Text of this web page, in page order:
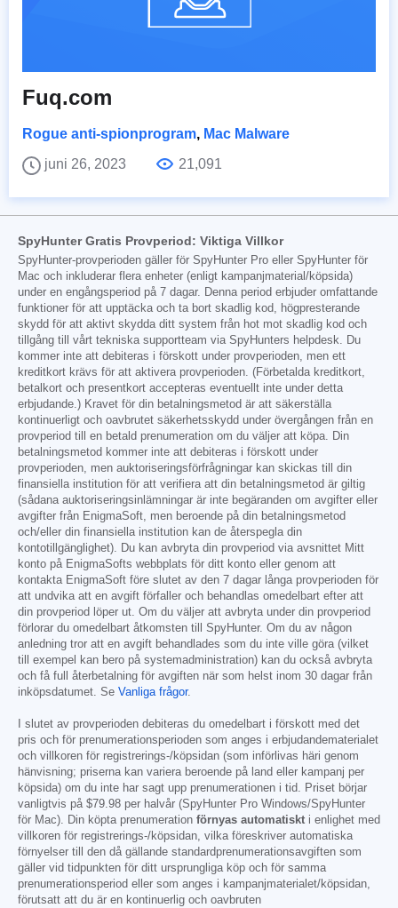
Fuq.com
Rogue anti-spionprogram, Mac Malware
juni 26, 2023
21,091
SpyHunter Gratis Provperiod: Viktiga Villkor
SpyHunter-provperioden gäller för SpyHunter Pro eller SpyHunter för
Mac och inkluderar flera enheter (enligt kampanjmaterial/köpsida)
under en engångsperiod på 7 dagar. Denna period erbjuder omfattande
funktioner för att upptäcka och ta bort skadlig kod, högpresterande
skydd för att aktivt skydda ditt system från hot mot skadlig kod och
tillgång till vårt tekniska supportteam via SpyHunters helpdesk. Du
kommer inte att debiteras i förskott under provperioden, men ett
kreditkort krävs för att aktivera provperioden. (Förbetalda kreditkort,
betalkort och presentkort accepteras eventuellt inte under detta
erbjudande.) Kravet för din betalningsmetod är att säkerställa
kontinuerligt och oavbrutet säkerhetsskydd under övergången från en
provperiod till en betald prenumeration om du väljer att köpa. Din
betalningsmetod kommer inte att debiteras i förskott under
provperioden, men auktoriseringsförfrågningar kan skickas till din
finansiella institution för att verifiera att din betalningsmetod är giltig
(sådana auktoriseringsinlämningar är inte begäranden om avgifter eller
avgifter från EnigmaSoft, men beroende på din betalningsmetod
och/eller din finansiella institution kan de återspegla din
kontotillgänglighet). Du kan avbryta din provperiod via avsnittet Mitt
konto på EnigmaSofts webbplats för ditt konto eller genom att
kontakta EnigmaSoft före slutet av den 7 dagar långa provperioden för
att undvika att en avgift förfaller och behandlas omedelbart efter att
din provperiod löper ut. Om du väljer att avbryta under din provperiod
förlorar du omedelbart åtkomsten till SpyHunter. Om du av någon
anledning tror att en avgift behandlades som du inte ville göra (vilket
till exempel kan bero på systemadministration) kan du också avbryta
och få full återbetalning för avgiften när som helst inom 30 dagar från
inköpsdatumet. Se Vanliga frågor.
I slutet av provperioden debiteras du omedelbart i förskott med det
pris och för prenumerationsperioden som anges i erbjudandematerialet
och villkoren för registrerings-/köpsidan (som införlivas häri genom
hänvisning; priserna kan variera beroende på land eller kampanj per
köpsida) om du inte har sagt upp prenumerationen i tid. Priset börjar
vanligtvis på $79.98 per halvår (SpyHunter Pro Windows/SpyHunter
för Mac). Din köpta prenumeration förnyas automatiskt i enlighet med
villkoren för registrerings-/köpsidan, vilka föreskriver automatiska
förnyelser till den då gällande standardprenumerationsavgiften som
gäller vid tidpunkten för ditt ursprungliga köp och för samma
prenumerationsperiod eller som anges i kampanjmaterialet/köpsidan,
förutsatt att du är en kontinuerlig och oavbruten